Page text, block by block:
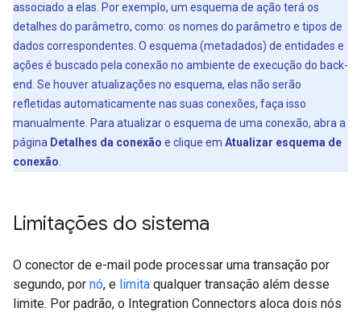
associado a elas. Por exemplo, um esquema de ação terá os
detalhes do parâmetro, como: os nomes do parâmetro e tipos de
dados correspondentes. O esquema (metadados) de entidades e
ações é buscado pela conexão no ambiente de execução do back-
end. Se houver atualizações no esquema, elas não serão
refletidas automaticamente nas suas conexões, faça isso
manualmente. Para atualizar o esquema de uma conexão, abra a
página Detalhes da conexão e clique em Atualizar esquema de
conexão
Limitações do sistema
O conector de e-mail pode processar uma transação por
segundo, por nó, e limita qualquer transação além desse
limite. Por padrão, o Integration Connectors aloca dois nós